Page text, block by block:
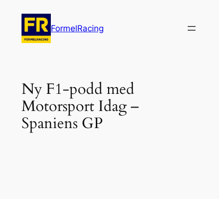
innehåll
FormelRacing
Ny F1-podd med
Motorsport Idag –
Spaniens GP